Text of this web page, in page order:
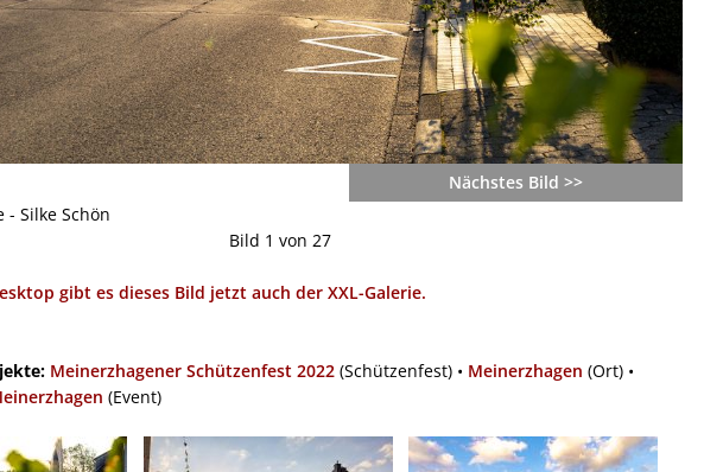
Nächstes Bild >>
Silke Schön
Bild 1 von 27
gibt es dieses Bild jetzt auch der XXL-Galerie.
Meinerzhagener Schützenfest 2022 (Schützenfest) • Meinerzhagen (Ort) •
(Event)
Zur Bildgalerie